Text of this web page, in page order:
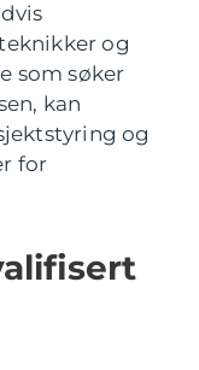
og
som søker
kan
og
for